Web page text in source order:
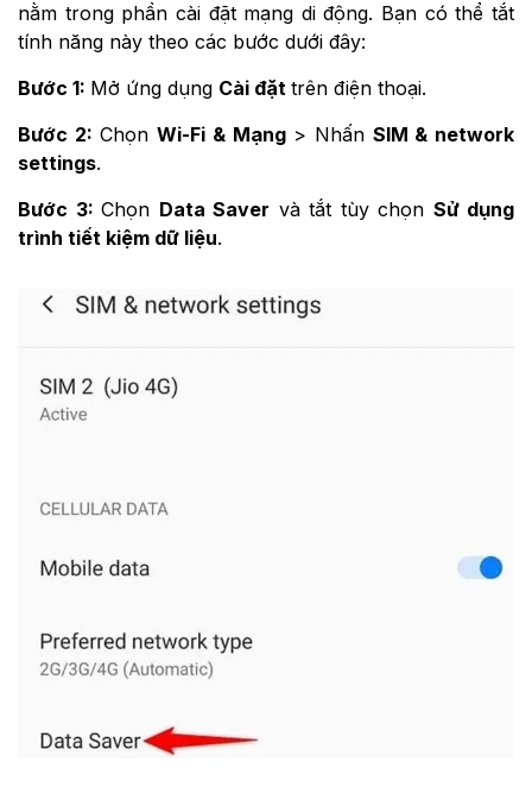
nằm trong phần cài đặt mạng di động. Bạn có thể tắt
tính năng này theo các bước dưới đây:
Bước 1: Mở ứng dụng Cài đặt trên điện thoại.
Bước 2: ChọnWi-Fi & Mạng> Nhấn SIM & network
settings.
Bước 3: Chọn Data Saver và tắt tùy chọn Sử dụng
trình tiết kiệm dữ liệu.